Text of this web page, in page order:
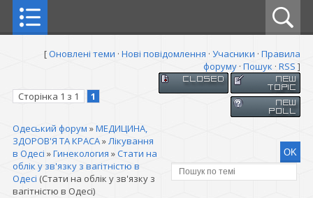
[Оновлені теми · Нові повідомлення · Учасники · Правила
форуму · Пошук · RSS ]
Сторінка 1 з 1 1
Одеський форум »МЕДИЦИНА,
ЗДОРОВ'Я ТА КРАСА»Лікування
в Одесі »Гинекология »Стати на
облік у зв'язку з вагітністю в
Одесі (Стати на облік у зв'язку з
вагітністю в Одесі)